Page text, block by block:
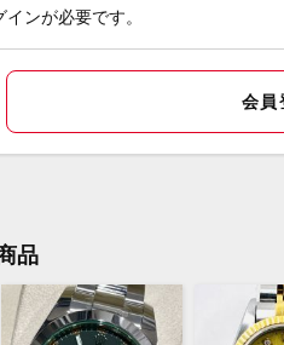
付属品
状態 デッド
商品
ンが必要です。
会員
品